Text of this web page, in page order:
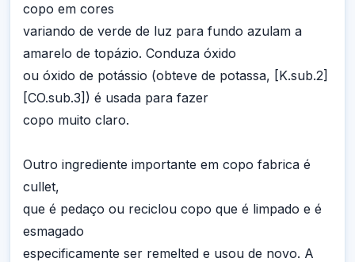
copo em cores
variando de verde de luz para fundo azulam a
amarelo de topázio. Conduza óxido
ou óxido de potássio (obteve de potassa, [K.sub.2]
[CO.sub.3]) é usada para fazer
copo muito claro.
Outro ingrediente importante em copo fabrica é
cullet,
que é pedaço ou reciclou copo que é limpado e é
esmagado
especificamente ser remelted e usou de novo. A